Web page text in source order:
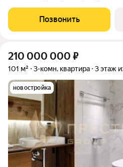
готовую к вашему заселению.
планировка: Изолированная
Позвонить
210 000 000 ₽
101 м² 3-комн. квартира 3 этаж
новостройка